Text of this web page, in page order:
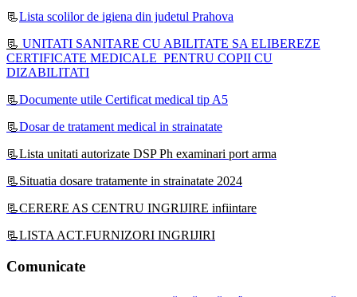
📃Lista scolilor de igiena din judetul Prahova
📃 UNITATI SANITARE CU ABILITATE SA ELIBEREZE
CERTIFICATE MEDICALE PENTRU COPII CU
DIZABILITATI
📃Documente utile Certificat medical tip A5
📃Dosar de tratament medical in strainatate
📃Lista unitati autorizate DSP Ph examinari port arma
📃Situatia dosare tratamente in strainatate 2024
📃CERERE AS CENTRU INGRIJIRE infiintare
📃LISTA ACT.FURNIZORI INGRIJIRI
Comunicate